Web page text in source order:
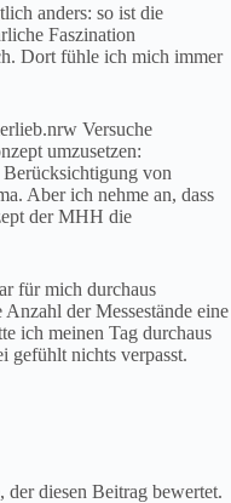
anders: so ist die
Faszination
Dort fühle ich mich immer
Versuche
umzusetzen:
von
Aber ich nehme an, dass
der MHH die
für mich durchaus
der Messestände eine
ich meinen Tag durchaus
gefühlt nichts verpasst.
diesen Beitrag bewertet.